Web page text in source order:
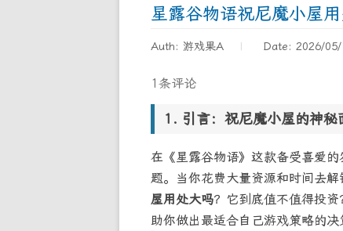
星露谷物语祝尼魔小屋
Auth: 游戏果A Date: 2026/05/
1条评论
引言：祝尼魔小屋的神秘
在《星露谷物语》这款备受喜爱
题。当你花费大量资源和时间去解
屋用处大吗？它到底值不值得投
助你做出最适合自己游戏策略的决